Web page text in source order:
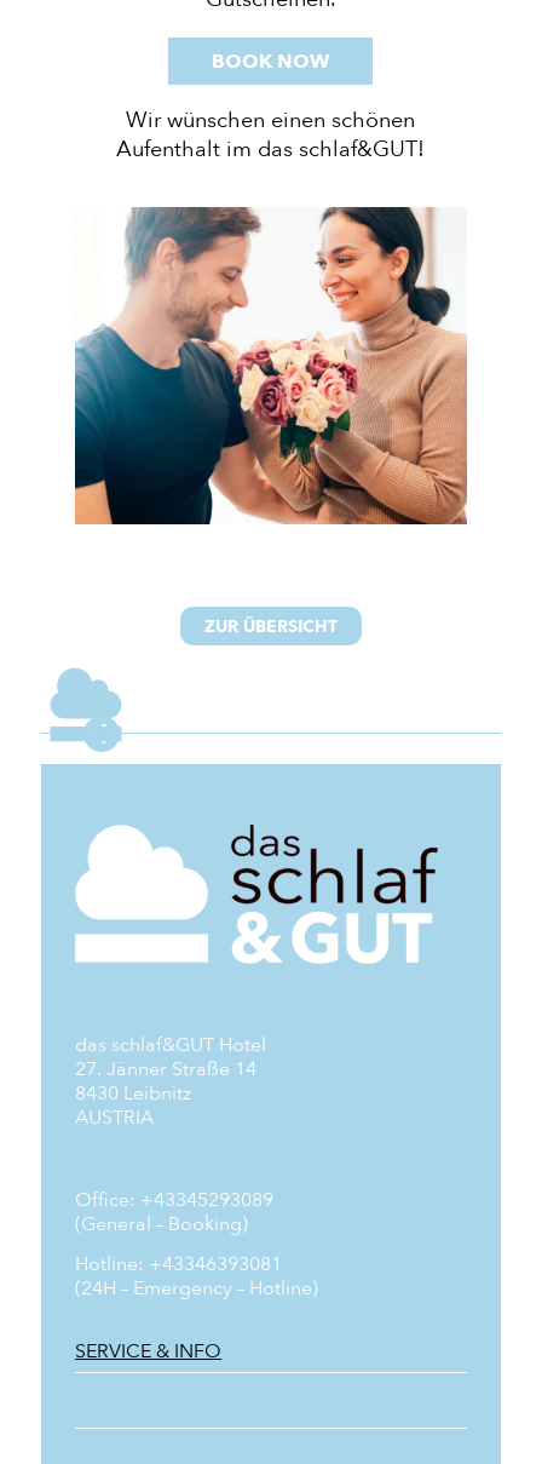
BOOK NOW
Wir wünschen einen schönen
Aufenthalt im das schlaf&GUT!
ZUR ÜBERSICHT
das schlaf&GUT Hotel
27. Jänner Straße 14
8430 Leibnitz
AUSTRIA
Office: +43345293089
(General – Booking)
Hotline: +43346393081
(24H – Emergency – Hotline)
SERVICE & INFO